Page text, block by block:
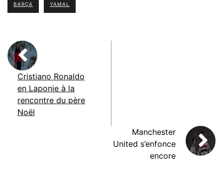
BARÇA YAMAL
Cristiano Ronaldo
en Laponie à la
rencontre du père
Noël
Manchester
United s’enfonce
encore